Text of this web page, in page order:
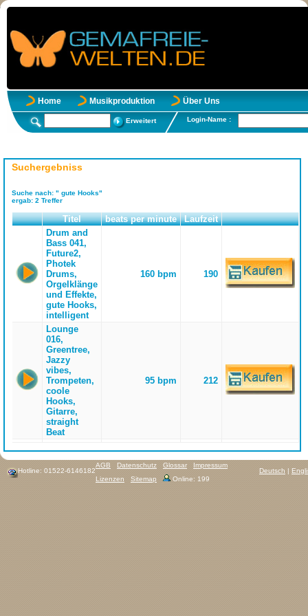
Home Musikproduktion Über Uns
Erweitert Login-Name :
Suchergebniss
Suche nach: " gute Hooks"
ergab: 2 Treffer
Titel beats per minute
Laufzeit
Drum and
Bass 041,
Future2,
Photek
Drums,
Orgelklänge
und Effekte,
gute Hooks,
intelligent
160 bpm 190
Lounge
016,
Greentree,
Jazzy
vibes,
Trompeten,
coole
Hooks,
Gitarre,
straight
Beat
95 bpm 212
Hotline: 01522-6146182 Deutsch |
AGB Datenschutz Glossar
Impressum
Lizenzen
Sitemap Online: 199